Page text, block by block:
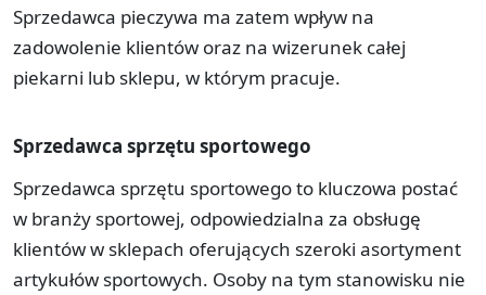
Sprzedawca pieczywa ma zatem wpływ na
zadowolenie klientów oraz na wizerunek całej
piekarni lub sklepu, w którym pracuje.
Sprzedawca sprzętu sportowego
Sprzedawca sprzętu sportowego to kluczowa postać
w branży sportowej, odpowiedzialna za obsługę
klientów w sklepach oferujących szeroki asortyment
artykułów sportowych. Osoby na tym stanowisku nie